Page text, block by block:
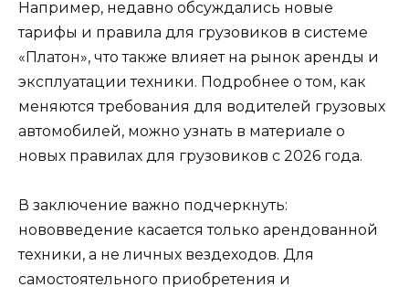
Например, недавно обсуждались новые
тарифы и правила для грузовиков в системе
«Платон», что также влияет на рынок аренды и
эксплуатации техники. Подробнее о том, как
меняются требования для водителей грузовых
автомобилей, можно узнать в материале о
новых правилах для грузовиков с 2026 года.
В заключение важно подчеркнуть:
нововведение касается только арендованной
техники, а не личных вездеходов. Для
самостоятельного приобретения и